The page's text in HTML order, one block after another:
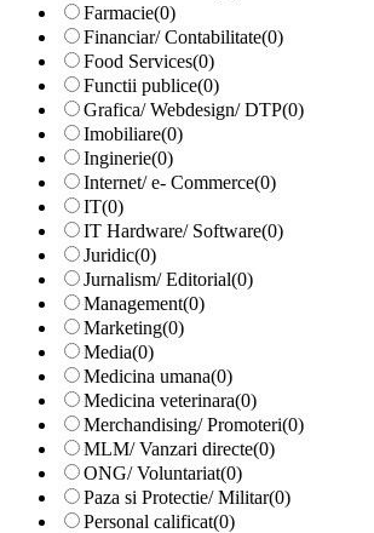
Farmacie(0)
Financiar/ Contabilitate(0)
Food Services(0)
Functii publice(0)
Grafica/ Webdesign/ DTP(0)
Imobiliare(0)
Inginerie(0)
Internet/ e- Commerce(0)
IT(0)
IT Hardware/ Software(0)
Juridic(0)
Jurnalism/ Editorial(0)
Management(0)
Marketing(0)
Media(0)
Medicina umana(0)
Medicina veterinara(0)
Merchandising/ Promoteri(0)
MLM/ Vanzari directe(0)
ONG/ Voluntariat(0)
Paza si Protectie/ Militar(0)
Personal calificat(0)